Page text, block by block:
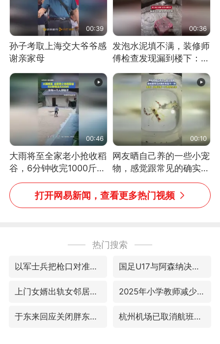
00:39
孙子考取上海交大爷爷感
谢亲家母
00:36
发泡水泥填不满，装修师
傅检查发现漏到楼下：出
风口未延伸到外墙
00:46
大雨将至全家老小抢收稻
谷，6分钟收完1000斤，
没有一个人掉链子
00:10
网友晒自己养的一些小宠
物，感觉跟常见的确实有
些不一样
打开网易新闻，查看更多热门视频
热门搜索
以军士兵把枪口对准中国记者 国足U17与阿森纳决赛取消 并列冠军
上门女婿出轨女邻居多年被判重婚罪 2025年小学教师减少13.19万
于东来回应关闭胖东来生活广场店 杭州机场已取消航班388架次